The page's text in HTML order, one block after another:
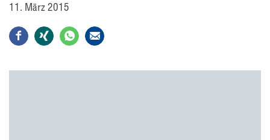
11. März 2015